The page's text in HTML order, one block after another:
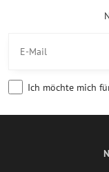
Ich möchte mich